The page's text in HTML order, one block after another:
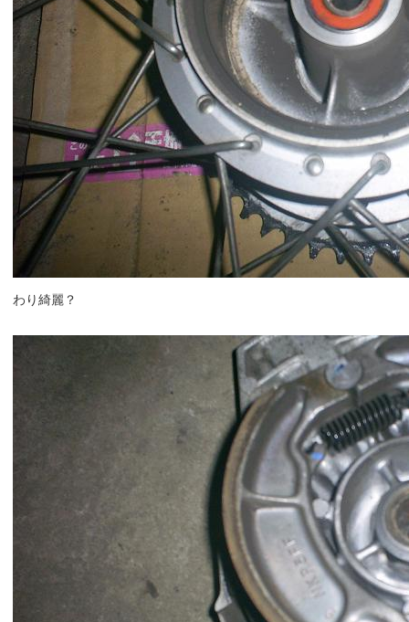
わり綺麗？